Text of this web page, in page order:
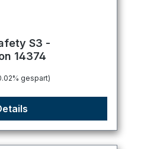
von 5 von 5 Sternen
S3 -
14374
gespart)